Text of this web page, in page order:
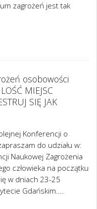
zagrożeń jest tak
osobowości
MIEJSC
SIĘ JAK
Konferencji o
do udziału w:
Naukowej Zagrożenia
człowieka na początku
w dniach 23-25
Gdańskim....